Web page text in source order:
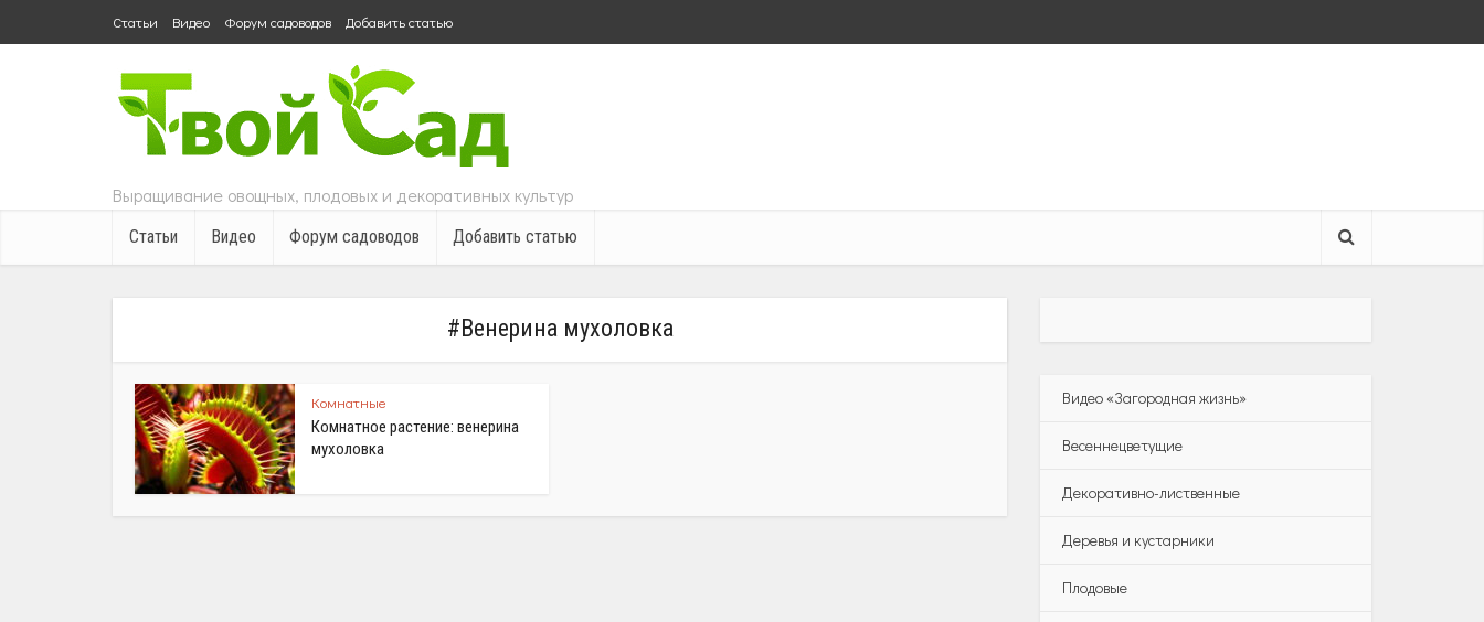
Статьи Видео Форум садоводов Добавить статью
Выращивание овощных, плодовых и декоративных культур
Статьи Видео Форум садоводов Добавить статью
#Венерина мухоловка
Комнатные
Комнатное растение: венерина
мухоловка
Видео «Загородная жизнь»
Весеннецветущие
Декоративно-лиственные
Деревья и кустарники
Плодовые